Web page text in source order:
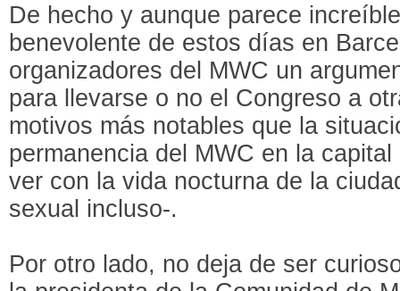
De hecho y aunque parece
benevolente de estos días en
organizadores del MWC un
para llevarse o no el Congreso a
motivos más notables que la
permanencia del MWC en la
ver con la vida nocturna de la
sexual incluso-.
Por otro lado, no deja de ser